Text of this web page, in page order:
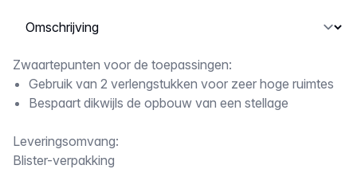
Selecteer een tabblad
Omschrijving
Zwaartepunten voor de toepassingen:
Gebruik van 2 verlengstukken voor zeer hoge ruimtes
Bespaart dikwijls de opbouw van een stellage
Leveringsomvang:
Blister-verpakking